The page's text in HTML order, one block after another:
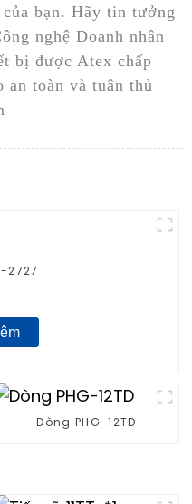
bạn. Hãy tin tưởng
nghệ Doanh nhân
bị được Atex chấp
an toàn và tuân thủ
2727
Dòng PHG-12TD